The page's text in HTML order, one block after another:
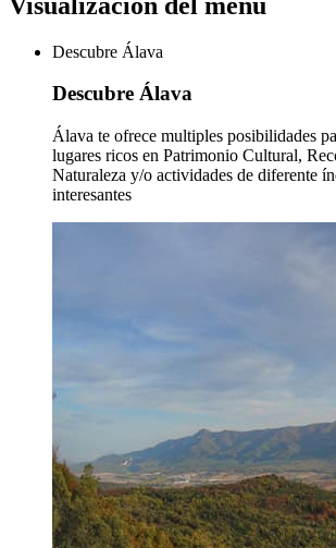
Descubre Álava
Descubre Álava
Álava te ofrece multiples posibilidades
lugares ricos en Patrimonio Cultural,
Naturaleza y/o actividades de diferente
interesantes